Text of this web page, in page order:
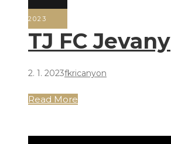
2023
TJ FC Jevany
2. 1. 2023fkricanyon
Read More